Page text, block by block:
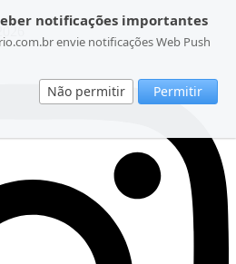
notificações importantes
envie notificações Web Push
Não permitir Permitir